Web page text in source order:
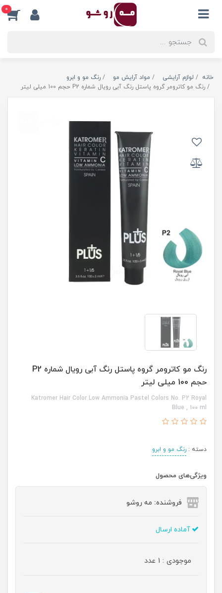
0
خانه لوازم آرایشی مواد آرایش مو
رنگ مو و ابرو
رنگ مو کاترومر گروه پاستل رنگ آبی رویال شماره P2 حجم 100 میلی لیتر
رنگ مو کاترومر گروه پاستل رنگ آبی رویال شماره P2
حجم 100 میلی لیتر
Katromer Hair Color Low Ammonia Pastel Colors No. P2 Royal
Blue , 100 ml
دسته : رنگ مو و ابرو
ویژگی‌های محصول
فروشنده: مه رو‌شو
آماده ارسال
موجودی : 1 عدد